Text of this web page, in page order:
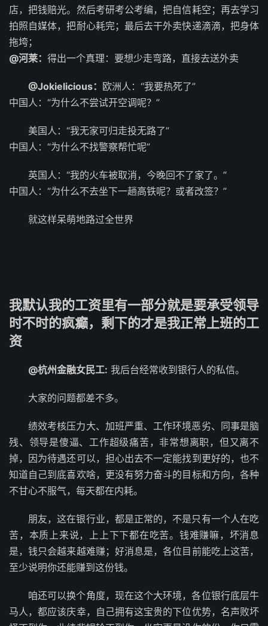
店，把钱赔光。然后考研考公考编，把自信耗空；再去学习
拍照自媒体，把耐心耗完；最后去干外卖快递滴滴，把身体
拖垮；
@河莱： 得出一个真理：要想少走弯路，直接去送外卖
@Jokielicious： 欧洲人：“我要热死了”
中国人：“为什么不尝试开空调呢？”
美国人：“我无家可归走投无路了”
中国人：“为什么不找警察帮忙呢”
英国人：“我的火车被取消，今晚回不了家了。”
中国人：“为什么不去坐下一趟高铁呢？或者改签？”
就这样呆萌地路过全世界
我默认我的工资里有一部分就是要承受领导
时不时的疯癫，剩下的才是我正常上班的工
资
@杭州金融女民工: 我后台经常收到银行人的私信。
大家的问题都差不多。
绩效考核压力大、加班严重、工作环境恶劣、同事是脑
残、领导是傻逼、工作超级痛苦，非常想离职，但又离不
掉，因为待遇还可以，担心出去不一定能找到更好的，也不
知道自己到底喜欢啥，更没有努力奋斗的目标和方向，各种
不甘心不服气，每天都在内耗。
朋友，这在银行业，都是正常的，不是只有一个人在吃
苦，本质上来说，上上下下都在吃苦。钱难赚嘛，坏消息
是，钱只会越来越难赚；好消息是，各位目前能吃上这苦，
至少说明你还能赚到这份钱。
咱还可以换个角度，现在这个大环境，各位银行底层牛
马人，都应该庆幸，自己拥有这宝贵的下位优势，名声败坏